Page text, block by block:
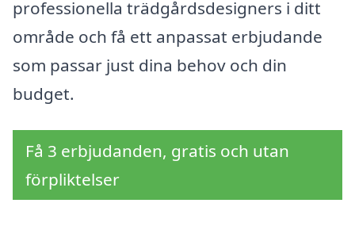
professionella trädgårdsdesigners i ditt
område och få ett anpassat erbjudande
som passar just dina behov och din
budget.
Få 3 erbjudanden, gratis och utan
förpliktelser